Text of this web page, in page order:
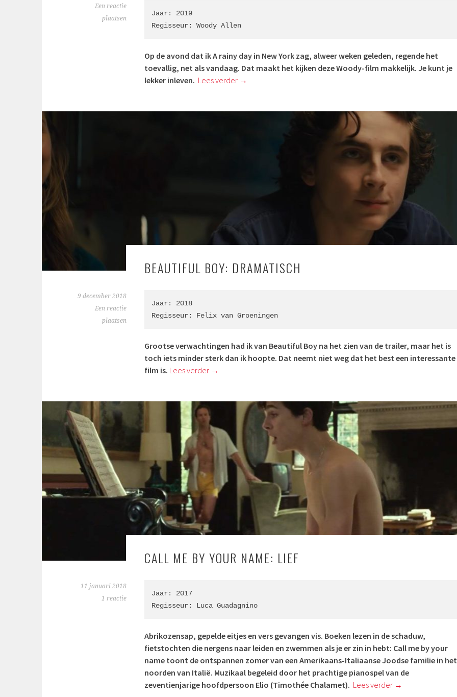
Een reactie
plaatsen
Jaar: 2019
Regisseur: Woody Allen
Op de avond dat ik A rainy day in New York zag, alweer weken geleden, regende het
toevallig, net als vandaag. Dat maakt het kijken deze Woody-film makkelijk. Je kunt je
lekker inleven. Lees verder →
BEAUTIFUL BOY: DRAMATISCH
9 december 2018
Een reactie
plaatsen
Jaar: 2018
Regisseur: Felix van Groeningen
Grootse verwachtingen had ik van Beautiful Boy na het zien van de trailer, maar het is
toch iets minder sterk dan ik hoopte. Dat neemt niet weg dat het best een interessante
film is. Lees verder →
CALL ME BY YOUR NAME: LIEF
11 januari 2018
1 reactie
Jaar: 2017
Regisseur: Luca Guadagnino
Abrikozensap, gepelde eitjes en vers gevangen vis. Boeken lezen in de schaduw,
fietstochten die nergens naar leiden en zwemmen als je er zin in hebt: Call me by your
name toont de ontspannen zomer van een Amerikaans-Italiaanse Joodse familie in het
noorden van Italië. Muzikaal begeleid door het prachtige pianospel van de
zeventienjarige hoofdpersoon Elio (Timothée Chalamet). Lees verder →